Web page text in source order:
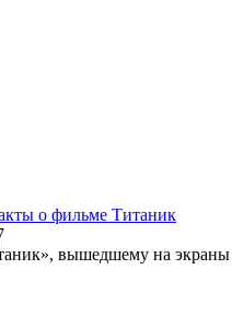
о фильме Титаник
вышедшему на экраны